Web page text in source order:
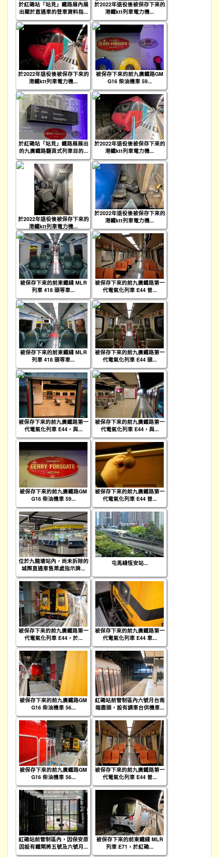
於紅磡站「站見」鐵路展內展
出關於直通車的登車資料指...
於2022年退役後被保存下來的
港鐵ktt列車電力機...
於2022年退役後被保存下來的
港鐵ktt列車電力機...
被保存下來的前九廣鐵路GM
G16 柴油機車 59...
於紅磡站「站見」鐵路展展出
的九廣鐵路翻頁式列車目的...
於2022年退役後被保存下來的
港鐵ktt列車電力機...
於2022年退役後被保存下來的
港鐵ktt列車電力機...
於2022年退役後被保存下來的
港鐵ktt列車電力機...
被保存下來的前東鐵綫 MLR
列車 418 頭等車...
被保存下來的前九廣鐵路第一
代電氣化列車 E44 普...
被保存下來的前東鐵綫 MLR
列車 418 頭等車...
被保存下來的前九廣鐵路第一
代電氣化列車 E44 頭...
被保存下來的前九廣鐵路第一
代電氣化列車 E44，與...
被保存下來的前九廣鐵路第一
代電氣化列車 E44，與...
被保存下來的前九廣鐵路GM
G16 柴油機車 59...
被保存下來的前九廣鐵路第一
代電氣化列車 E44 普...
位於九龍塘站內，尚未拆除的
城際直通車售票處指示牌...
屯馬綫恆安站...
被保存下來的前九廣鐵路第一
代電氣化列車 E44，於...
被保存下來的前九廣鐵路第一
代電氣化列車 E44 車...
被保存下來的前九廣鐵路GM
G16 柴油機車 56...
紅磡站前管制區內六號月台南
端盡頭，設有調車台供機車...
被保存下來的前九廣鐵路GM
G16 柴油機車 56...
被保存下來的前九廣鐵路第一
代電氣化列車 E44 普...
紅磡站前管制區內，因保安原
因設有鐵閘將五號及六號月...
被保存下來的前東鐵綫 MLR
列車 E71，於紅磡...